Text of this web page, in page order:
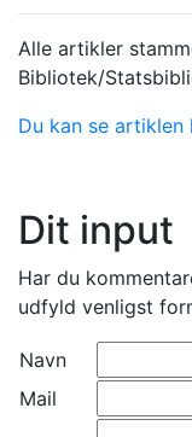
Alle artikler
Bibliotek/
Du kan se artiklen
Dit input
Har du
udfyld venligst
Navn
Mail